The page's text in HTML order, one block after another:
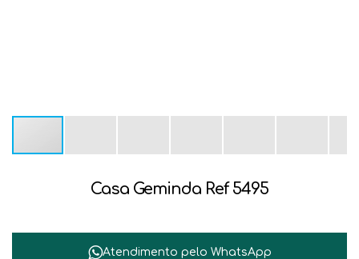
Casa Geminda Ref 5495
Atendimento pelo WhatsApp